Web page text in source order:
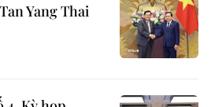
Yang Thai